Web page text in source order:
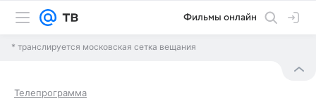
Фильмы онлайн
* транслируется московская сетка вещания
Телепрограмма